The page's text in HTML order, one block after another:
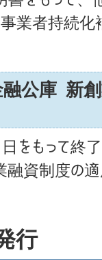
事業者持続
融公庫 新
をもって終
融資制度の
行